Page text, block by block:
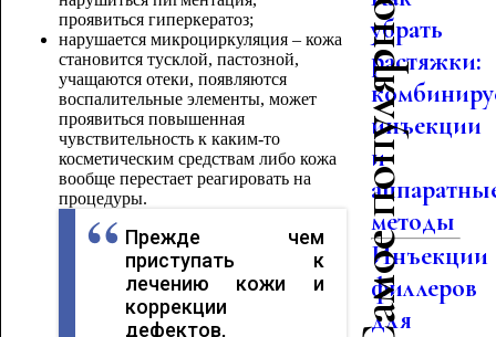
проявиться гиперкератоз;
нарушается микроциркуляция – кожа
становится тусклой, пастозной,
учащаются отеки, появляются
воспалительные элементы, может
проявиться повышенная
чувствительность к каким-то
косметическим средствам либо кожа
вообще перестает реагировать на
процедуры.
Прежде чем
приступать к
лечению кожи и
коррекции
дефектов,
Самое популярное
убрать
растяжки:
инъекции
и
методы
Инъекции
филлеров
для